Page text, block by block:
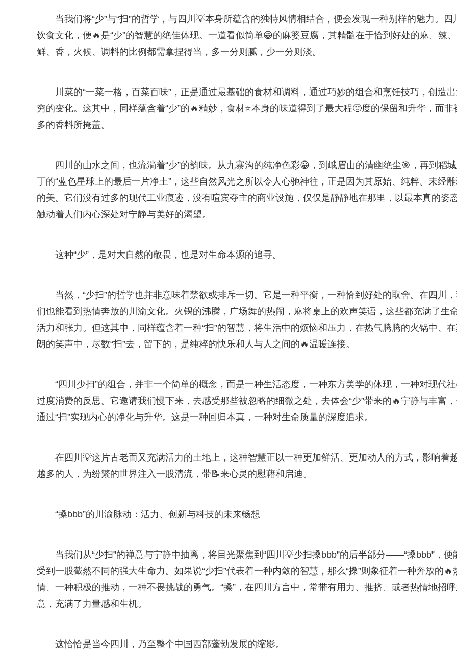
当我们将“少”与“扫”的哲学，与四川💡本身所蕴含的独特风情相结合，便会发现一种别样的魅力。四
饮食文化，便🔥是“少”的智慧的绝佳体现。一道看似简单😁的麻婆豆腐，其精髓在于恰到好处的麻、辣、
鲜、香，火候、调料的比例都需拿捏得当，多一分则腻，少一分则淡。
川菜的“一菜一格，百菜百味”，正是通过最基础的食材和调料，通过巧妙的组合和烹饪技巧，创造
穷的变化。这其中，同样蕴含着“少”的🔥精妙，食材⭐本身的味道得到了最大程🙂度的保留和升华，而非
多的香料所掩盖。
四川的山水之间，也流淌着“少”的韵味。从九寨沟的纯净色彩😀，到峨眉山的清幽绝尘🎯，再到稻
丁的“蓝色星球上的最后一片净土”，这些自然风光之所以令人心驰神往，正是因为其原始、纯粹、未经
的美。它们没有过多的现代工业痕迹，没有喧宾夺主的商业设施，仅仅是静静地在那里，以最本真的姿
触动着人们内心深处对宁静与美好的渴望。
这种“少”，是对大自然的敬畏，也是对生命本源的追寻。
当然，“少扫”的哲学也并非意味着禁欲或排斥一切。它是一种平衡，一种恰到好处的取舍。在四川
们也能看到热情奔放的川渝文化。火锅的沸腾，广场舞的热闹，麻将桌上的欢声笑语，这些都充满了生
活力和张力。但这其中，同样蕴含着一种“扫”的智慧，将生活中的烦恼和压力，在热气腾腾的火锅中、
朗的笑声中，尽数“扫”去，留下的，是纯粹的快乐和人与人之间的🔥温暖连接。
“四川少扫”的组合，并非一个简单的概念，而是一种生活态度，一种东方美学的体现，一种对现代
过度消费的反思。它邀请我们慢下来，去感受那些被忽略的细微之处，去体会“少”带来的🔥宁静与丰富
通过“扫”实现内心的净化与升华。这是一种回归本真，一种对生命质量的深度追求。
在四川💡这片古老而又充满活力的土地上，这种智慧正以一种更加鲜活、更加动人的方式，影响着
越多的人，为纷繁的世界注入一股清流，带📝来心灵的慰藉和启迪。
“搡bbb”的川渝脉动：活力、创新与科技的未来畅想
当我们从“少扫”的禅意与宁静中抽离，将目光聚焦到“四川💡少扫搡bbb”的后半部分——“搡bbb”，便
受到一股截然不同的强大生命力。如果说“少扫”代表着一种内敛的智慧，那么“搡”则象征着一种奔放的🔥
情、一种积极的推动，一种不畏挑战的勇气。“搡”，在四川方言中，常带有用力、推挤、或者热情地招
意，充满了力量感和生机。
这恰恰是当今四川，乃至整个中国西部蓬勃发展的缩影。